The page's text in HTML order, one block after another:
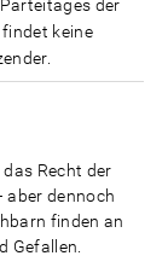
der
findet keine
Recht der
aber dennoch
finden an
Gefallen.